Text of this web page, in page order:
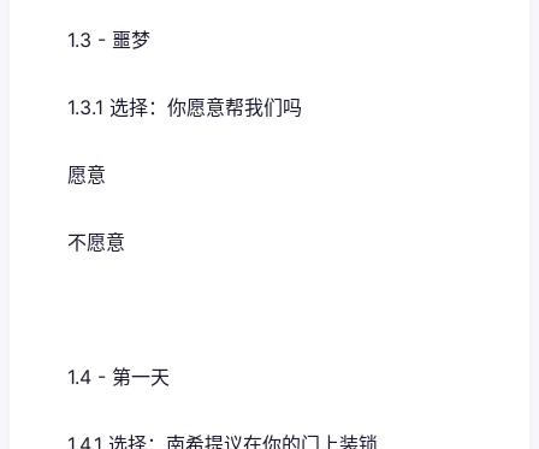
1.3 - 噩梦
1.3.1 选择：你愿意帮我们吗
愿意
不愿意
1.4 - 第一天
1.4.1 选择：南希提议在你的门上装锁